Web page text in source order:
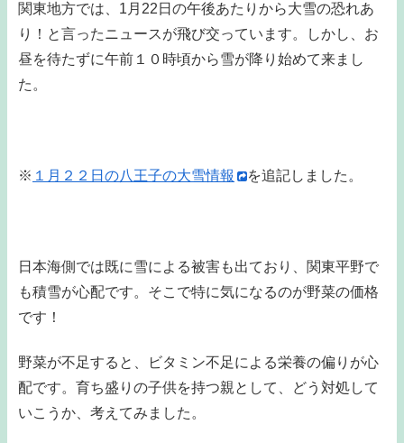
関東地方では、1月22日の午後あたりから大雪の恐れあ
り！と言ったニュースが飛び交っています。しかし、お
昼を待たずに午前１０時頃から雪が降り始めて来まし
た。
※ １月２２日の八王子の大雪情報 を追記しました。
日本海側では既に雪による被害も出ており、関東平野で
も積雪が心配です。そこで特に気になるのが野菜の価格
です！
野菜が不足すると、ビタミン不足による栄養の偏りが心
配です。育ち盛りの子供を持つ親として、どう対処して
いこうか、考えてみました。